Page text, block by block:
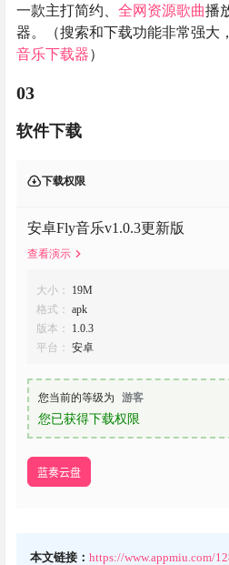
一款主打简约、 全网资源歌曲播
器。（搜索和下载功能非常强大
音乐下载器）
03
软件下载
下载权限
安卓Fly音乐v1.0.3更新版
查看演示
大小：
19M
格式： apk
版本：
1.0.3
平台： 安卓
您当前的等级为 游客
您已获得下载权限
蓝奏云盘
本文链接： https://www.appmiu.com/